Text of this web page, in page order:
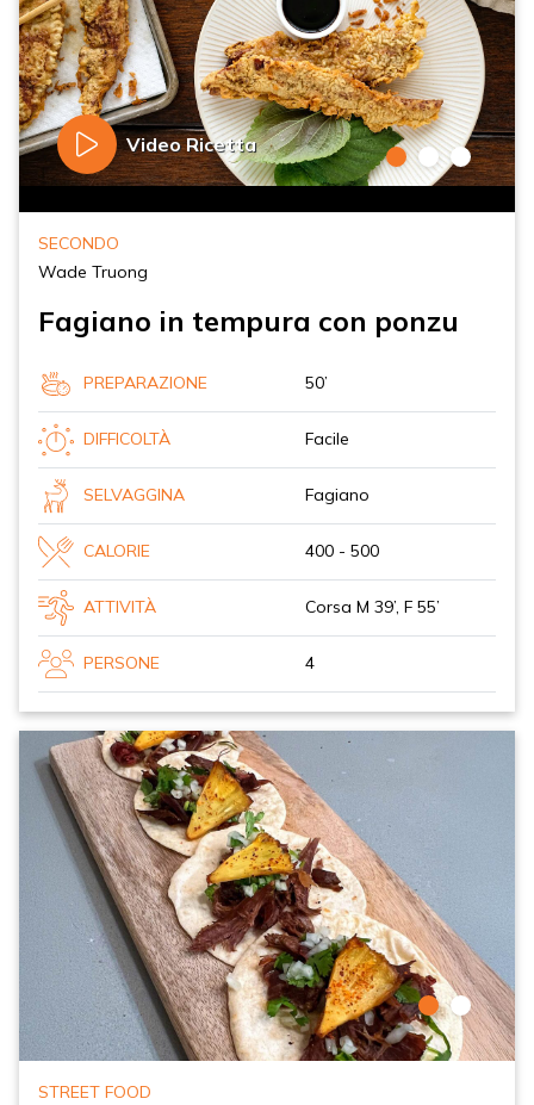
Video Ricetta
SECONDO
Wade Truong
Fagiano in tempura con ponzu
PREPARAZIONE 50’
DIFFICOLTÀ Facile
SELVAGGINA Fagiano
CALORIE 400 - 500
ATTIVITÀ Corsa M 39’, F 55’
PERSONE 4
STREET FOOD